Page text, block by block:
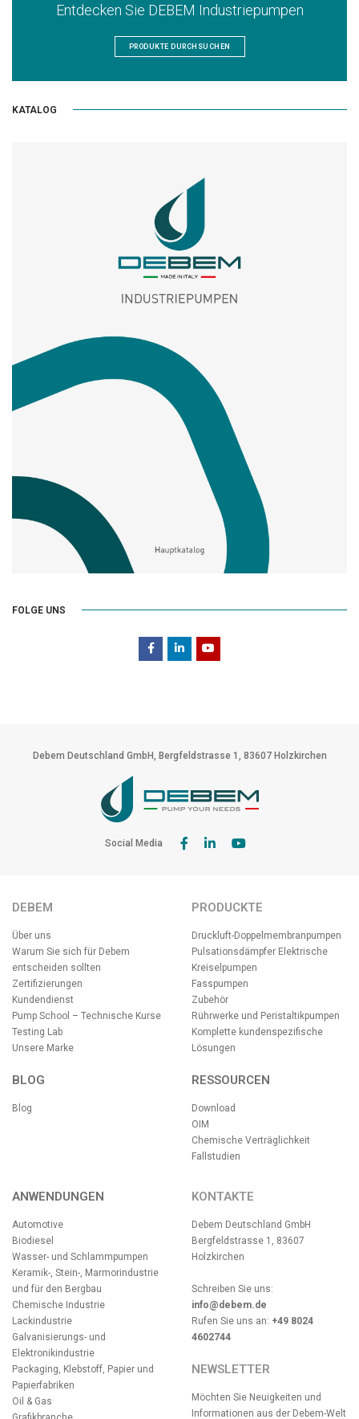
Entdecken Sie DEBEM Industriepumpen
PRODUKTE DURCHSUCHEN
KATALOG
FOLGE UNS
Debem Deutschland GmbH, Bergfeldstrasse 1, 83607 Holzkirchen
Social Media
DEBEM
Über uns
Warum Sie sich für Debem
entscheiden sollten
Zertifizierungen
Kundendienst
Pump School – Technische Kurse
Testing Lab
Unsere Marke
BLOG
Blog
PRODUCKTE
Druckluft-Doppelmembranpumpen
Pulsationsdämpfer Elektrische
Kreiselpumpen
Fasspumpen
Zubehör
Rührwerke und Peristaltikpumpen
Komplette kundenspezifische
Lösungen
RESSOURCEN
Download
OIM
Chemische Verträglichkeit
Fallstudien
ANWENDUNGEN
Automotive
Biodiesel
Wasser- und Schlammpumpen
Keramik-, Stein-, Marmorindustrie
und für den Bergbau
Chemische Industrie
Lackindustrie
Galvanisierungs- und
Elektronikindustrie
Packaging, Klebstoff, Papier und
Papierfabriken
Oil & Gas
KONTAKTE
Debem Deutschland GmbH
Bergfeldstrasse 1, 83607
Holzkirchen
Schreiben Sie uns:
info@debem.de
Rufen Sie uns an: +49 8024
4602744
NEWSLETTER
Möchten Sie Neuigkeiten und
Informationen aus der Debem-Welt